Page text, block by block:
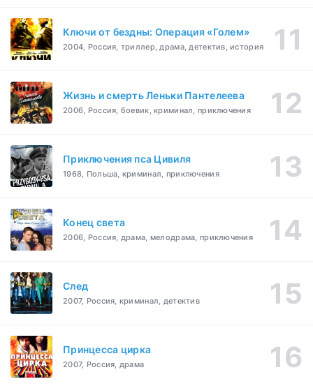
Ключи от бездны: Операция «Голем»
2004, Россия, триллер, драма, детектив, история
Жизнь и смерть Леньки Пантелеева
2006, Россия, боевик, криминал, приключения
Приключения пса Цивиля
1968, Польша, криминал, приключения
Конец света
2006, Россия, драма, мелодрама, приключения
След
2007, Россия, криминал, детектив
Принцесса цирка
2007, Россия, драма